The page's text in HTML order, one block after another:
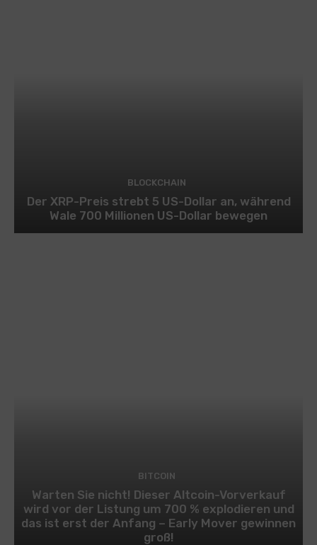
BLOCKCHAIN
Der XRP-Preis strebt 5 US-Dollar an, während
Wale 700 Millionen US-Dollar bewegen
BITCOIN
Warten Sie nicht! Dieser Altcoin-Vorverkauf
wird vor der Listung um 700 % explodieren und
das ist erst der Anfang – Early Mover gewinnen
groß!